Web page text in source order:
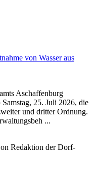
von Wasser aus
Aschaffenburg
25. Juli 2026, die
und dritter Ordnung.
...
Redaktion der Dorf-